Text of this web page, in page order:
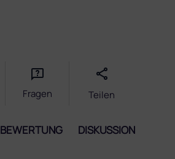
Fragen Teilen
BEWERTUNG DISKUSSION